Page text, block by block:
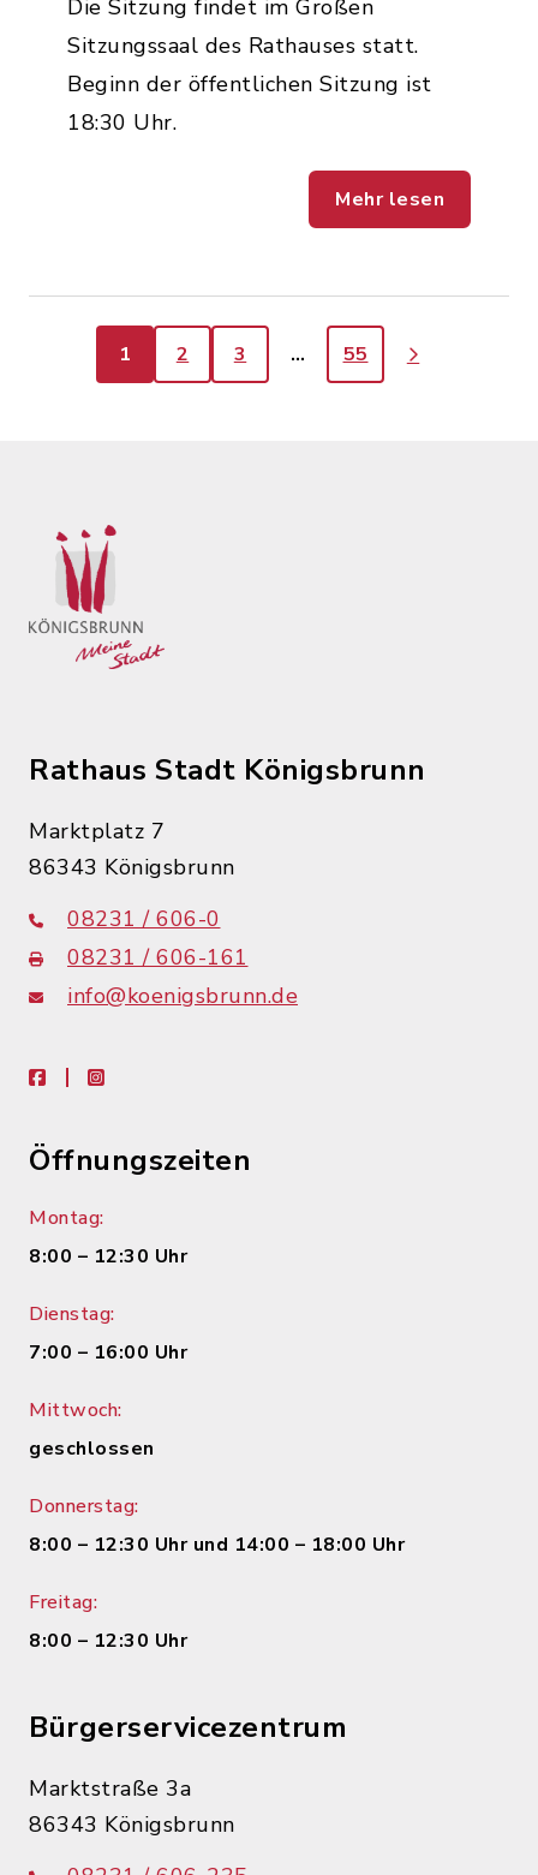
Die Sitzung findet im Großen
Sitzungssaal des Rathauses statt.
Beginn der öffentlichen Sitzung ist
18:30 Uhr.
Mehr lesen
1 2 3 … 55
Rathaus Stadt Königsbrunn
Marktplatz 7
86343 Königsbrunn
08231 / 606-0
08231 / 606-161
info@koenigsbrunn.de
facebookinstagram
Öffnungszeiten
Montag:
8:00 – 12:30 Uhr
Dienstag:
7:00 – 16:00 Uhr
Mittwoch:
geschlossen
Donnerstag:
8:00 – 12:30 Uhr und 14:00 – 18:00 Uhr
Freitag:
8:00 – 12:30 Uhr
Bürgerservicezentrum
Marktstraße 3a
86343 Königsbrunn